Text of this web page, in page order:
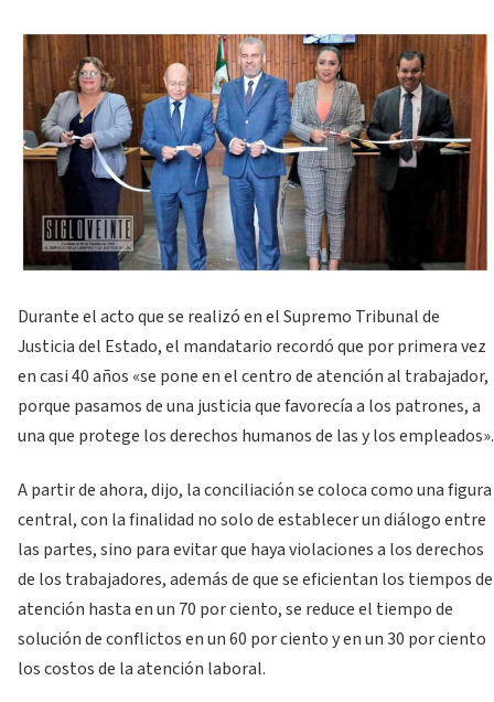
Durante el acto que se realizó en el Supremo Tribunal de
Justicia del Estado, el mandatario recordó que por primera vez
en casi 40 años «se pone en el centro de atención al trabajador,
porque pasamos de una justicia que favorecía a los patrones, a
una que protege los derechos humanos de las y los empleados».
A partir de ahora, dijo, la conciliación se coloca como una figura
central, con la finalidad no solo de establecer un diálogo entre
las partes, sino para evitar que haya violaciones a los derechos
de los trabajadores, además de que se eficientan los tiempos de
atención hasta en un 70 por ciento, se reduce el tiempo de
solución de conflictos en un 60 por ciento y en un 30 por ciento
los costos de la atención laboral.